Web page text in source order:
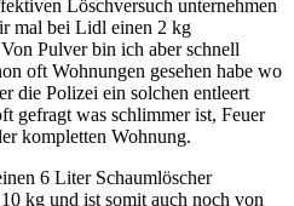
Löschversuch unternehmen
mal bei Lidl einen 2 kg
Pulver bin ich aber schnell
oft Wohnungen gesehen habe wo
die Polizei ein solchen entleert
gefragt was schlimmer ist, Feuer
kompletten Wohnung.
6 Liter Schaumlöscher
kg und ist somit auch noch von